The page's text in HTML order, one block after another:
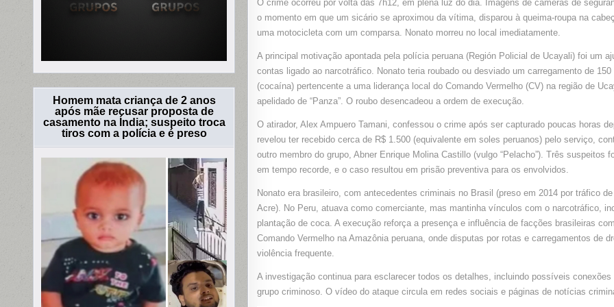
ROUBAR
KG
EM
PERU
O crime ocorreu por volta das 7h12, em plena luz do dia. Imagens de câmeras de
o momento em que um sicário se aproximou da vítima, disparou à queima-roupa na
uma motocicleta com um comparsa. Nonato morreu no local imediatamente.
A principal motivação apontada pela polícia peruana (Región Policial de Ucayali) foi um
contas ligado ao narcotráfico. Nonato teria roubado ou desviado um carregamento de 150
(cocaína) pertencente a uma liderança local do Comando Vermelho (CV) na região de
apelidado de “Panza”. O roubo desencadeou a ordem de execução.
O atirador, Alex Ampuero Tamani, confessou o crime após ser capturado poucas horas
revelou ter recebido cerca de R$ 1.500 (equivalente em soles peruanos) pelo serviço,
outro membro do grupo, Abner Enrique Molina Castillo (vulgo “Pelacho”). Três suspeitos
em tempo recorde, e o caso resultou em prisão preventiva para os envolvidos.
Nonato era brasileiro, com antecedentes criminais no Brasil (preso em 2014 por tráfico
Acre). No Peru, atuava como comerciante, mas mantinha vínculos com o narcotráfico,
plantação de coca. A execução reforça a presença e influência de facções brasileiras
Comando Vermelho na Amazônia peruana, onde disputas por rotas e carregamentos de
violência frequente.
A investigação continua para esclarecer todos os detalhes, incluindo possíveis conexões
grupo criminoso. O vídeo do ataque circula em redes sociais e páginas de notícias
Homem mata criança de 2 anos
após mãe recusar proposta de
casamento na Índia; suspeito troca
tiros com a polícia e é preso